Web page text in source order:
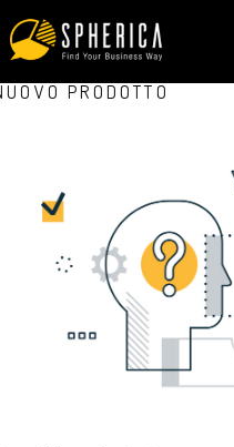
L’EMPATIA PUÒ
PRODOTTO